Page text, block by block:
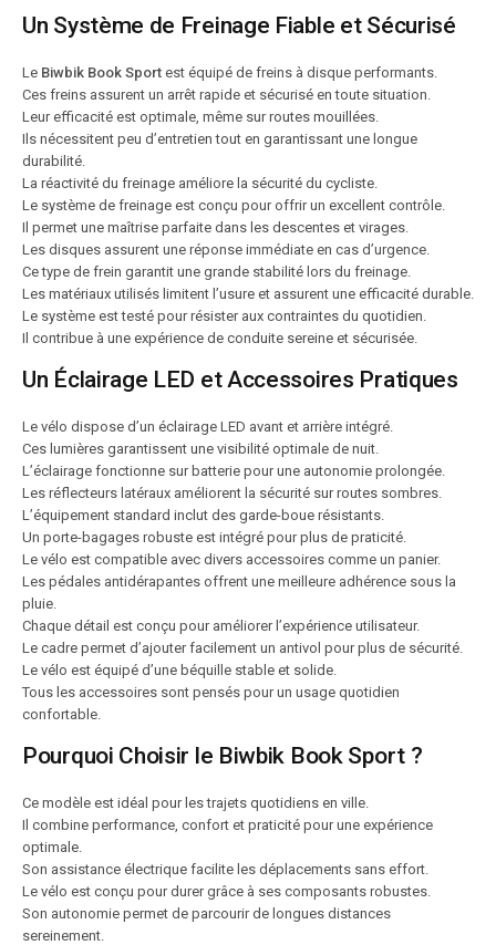
Un Système de Freinage Fiable et Sécurisé
Le Biwbik Book Sport est équipé de freins à disque performants.
Ces freins assurent un arrêt rapide et sécurisé en toute situation.
Leur efficacité est optimale, même sur routes mouillées.
Ils nécessitent peu d’entretien tout en garantissant une longue
durabilité.
La réactivité du freinage améliore la sécurité du cycliste.
Le système de freinage est conçu pour offrir un excellent contrôle.
Il permet une maîtrise parfaite dans les descentes et virages.
Les disques assurent une réponse immédiate en cas d’urgence.
Ce type de frein garantit une grande stabilité lors du freinage.
Les matériaux utilisés limitent l’usure et assurent une efficacité durable.
Le système est testé pour résister aux contraintes du quotidien.
Il contribue à une expérience de conduite sereine et sécurisée.
Un Éclairage LED et Accessoires Pratiques
Le vélo dispose d’un éclairage LED avant et arrière intégré.
Ces lumières garantissent une visibilité optimale de nuit.
L’éclairage fonctionne sur batterie pour une autonomie prolongée.
Les réflecteurs latéraux améliorent la sécurité sur routes sombres.
L’équipement standard inclut des garde-boue résistants.
Un porte-bagages robuste est intégré pour plus de praticité.
Le vélo est compatible avec divers accessoires comme un panier.
Les pédales antidérapantes offrent une meilleure adhérence sous la
pluie.
Chaque détail est conçu pour améliorer l’expérience utilisateur.
Le cadre permet d’ajouter facilement un antivol pour plus de sécurité.
Le vélo est équipé d’une béquille stable et solide.
Tous les accessoires sont pensés pour un usage quotidien
confortable.
Pourquoi Choisir le Biwbik Book Sport ?
Ce modèle est idéal pour les trajets quotidiens en ville.
Il combine performance, confort et praticité pour une expérience
optimale.
Son assistance électrique facilite les déplacements sans effort.
Le vélo est conçu pour durer grâce à ses composants robustes.
Son autonomie permet de parcourir de longues distances
sereinement.